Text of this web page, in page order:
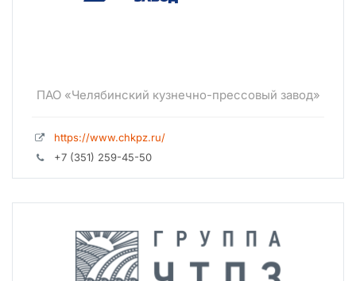
ПАО «Челябинский кузнечно-прессовый завод»
https://www.chkpz.ru/
+7 (351) 259-45-50